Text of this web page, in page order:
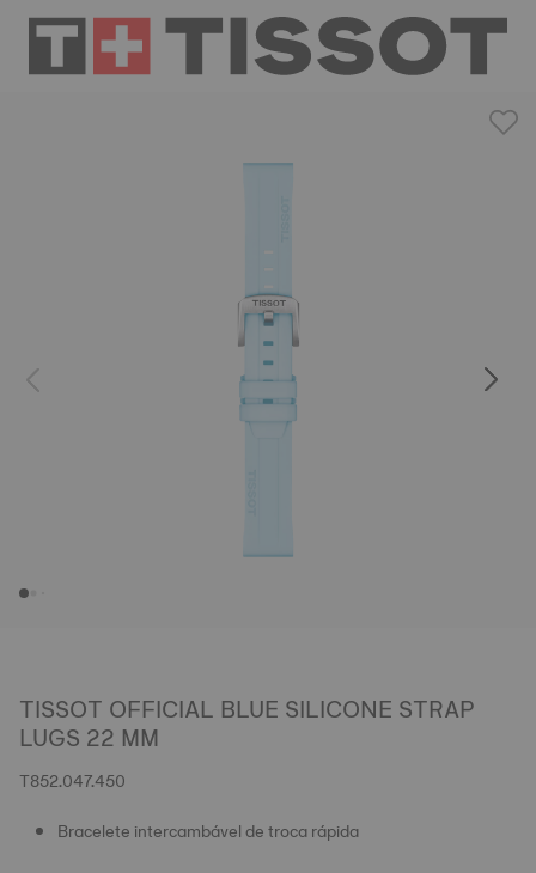
TISSOT OFFICIAL BLUE SILICONE STRAP
LUGS 22 MM
T852.047.450
Bracelete intercambável de troca rápida